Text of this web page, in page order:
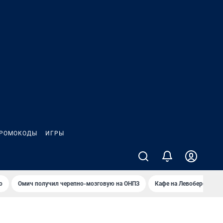
ИГРЫ
Омич получил черепно-мозговую на ОНПЗ Кафе на Левобережье